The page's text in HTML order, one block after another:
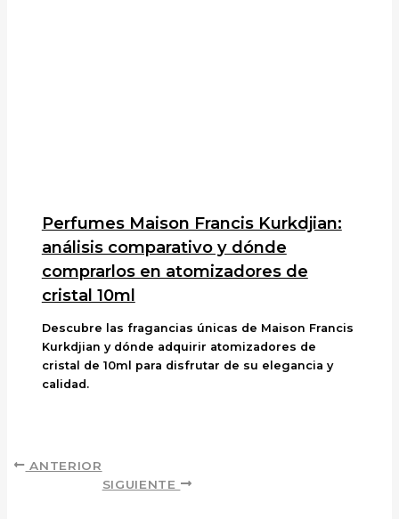
Perfumes Maison Francis Kurkdjian:
análisis comparativo y dónde
comprarlos en atomizadores de
cristal 10ml
Descubre las fragancias únicas de Maison Francis
Kurkdjian y dónde adquirir atomizadores de
cristal de 10ml para disfrutar de su elegancia y
calidad.
ANTERIOR
SIGUIENTE